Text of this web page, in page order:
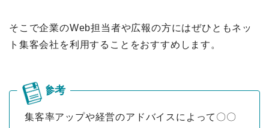
そこで企業のWeb担当者や広報の方にはぜひともネッ
ト集客会社を利用することをおすすめします。
集客率アップや経営のアドバイスによって〇〇